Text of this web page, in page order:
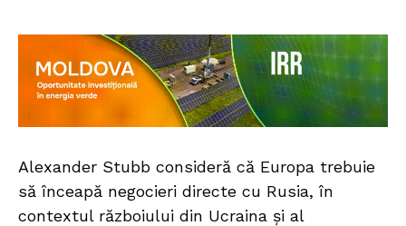
Alexander Stubb consideră că Europa trebuie
să înceapă negocieri directe cu Rusia, în
contextul războiului din Ucraina și al